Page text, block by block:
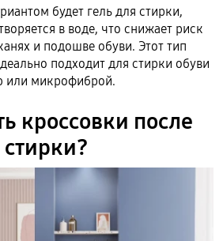
будет гель для стирки,
в воде, что снижает риск
и подошве обуви. Этот тип
подходит для стирки обуви
или микрофиброй.
кроссовки после
стирки?